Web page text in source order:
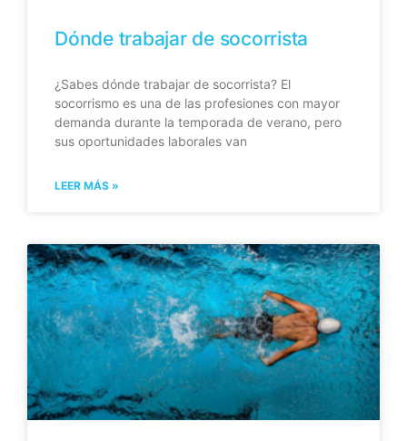
Dónde trabajar de socorrista
¿Sabes dónde trabajar de socorrista? El
socorrismo es una de las profesiones con mayor
demanda durante la temporada de verano, pero
sus oportunidades laborales van
LEER MÁS »